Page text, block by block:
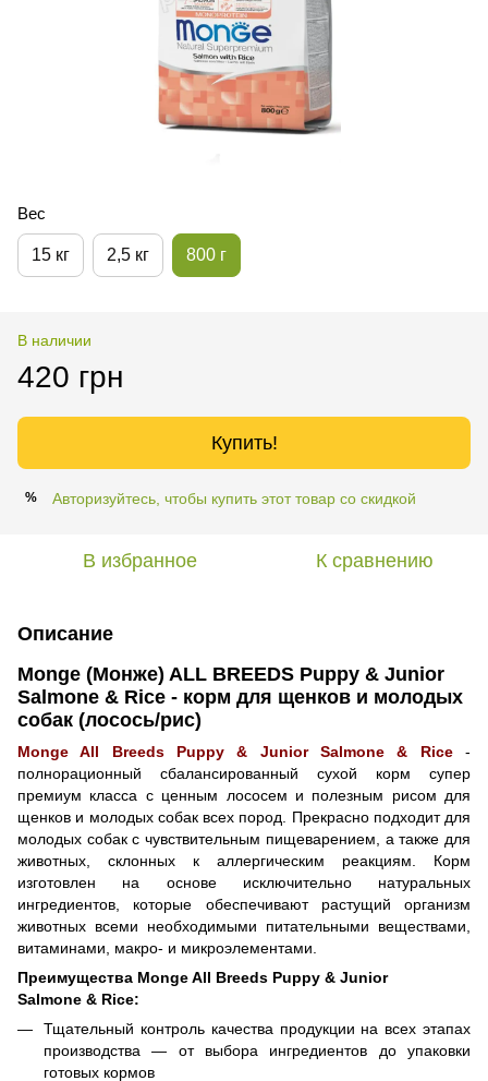
Вес
15 кг 2,5 кг 800 г
В наличии
420 грн
Купить!
% Авторизуйтесь, чтобы купить этот товар со скидкой
В избранное К сравнению
Описание
Monge (Монже) ALL BREEDS Puppy & Junior
Salmone & Rice - корм для щенков и молодых
собак (лосось/рис)
Monge All Breeds Puppy & Junior Salmone & Rice-
полнорационный сбалансированный сухой корм супер
премиум класса с ценным лососем и полезным рисом для
щенков и молодых собак всех пород. Прекрасно подходит для
молодых собак с чувствительным пищеварением, а также для
животных, склонных к аллергическим реакциям. Корм
изготовлен на основе исключительно натуральных
ингредиентов, которые обеспечивают растущий организм
животных всеми необходимыми питательными веществами,
витаминами, макро- и микроэлементами.
Преимущества Monge All Breeds Puppy & Junior
Salmone & Rice:
Тщательный контроль качества продукции на всех этапах
производства — от выбора ингредиентов до упаковки
готовых кормов